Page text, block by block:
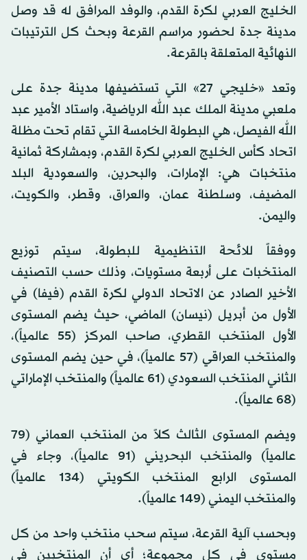
الخليج العربي لكرة القدم، والوفد المرافق له قد وصل
مدينة جدة لحضور مراسم القرعة وبحث كل الترتيبات
النهائية المتعلقة بالقرعة.
وتعد «خليجي 27» التي تستضيفها مدينة جدة على
ملعبي مدينة الملك عبد الله الرياضية، واستاد الأمير عبد
الله الفيصل، هي البطولة الخامسة التي تقام تحت مظلة
اتحاد كأس الخليج العربي لكرة القدم، وبمشاركة ثمانية
منتخبات هي: الإمارات، والبحرين، والسعودية البلد
المضيف، وسلطنة عمان، والعراق، وقطر، والكويت،
واليمن.
ووفقاً للائحة التنظيمية للبطولة، سيتم توزيع
المنتخبات على أربعة مستويات، وذلك حسب التصنيف
الأخير الصادر عن الاتحاد الدولي لكرة القدم (فيفا) في
الأول من أبريل (نيسان) الماضي، حيث يضم المستوى
الأول المنتخب القطري، صاحب المركز (55 عالمياً)،
والمنتخب العراقي (57 عالمياً)، في حين يضم المستوى
الثاني المنتخب السعودي (61 عالمياً) والمنتخب الإماراتي
(68 عالمياً).
ويضم المستوى الثالث كلاً من المنتخب العماني (79
عالمياً) والمنتخب البحريني (91 عالمياً)، وجاء في
المستوى الرابع المنتخب الكويتي (134 عالمياً)
والمنتخب اليمني (149 عالمياً).
وبحسب آلية القرعة، سيتم سحب منتخب واحد من كل
مستوى في كل مجموعة؛ أي أن المنتخبين في